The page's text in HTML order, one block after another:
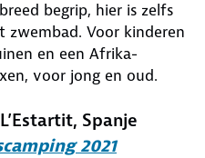
begrip, hier is zelfs
zwembad. Voor kinderen
en een Afrika-
voor jong en oud.
Spanje
2021